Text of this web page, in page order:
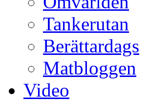
Tankerutan
Berättardags
Matbloggen
Video